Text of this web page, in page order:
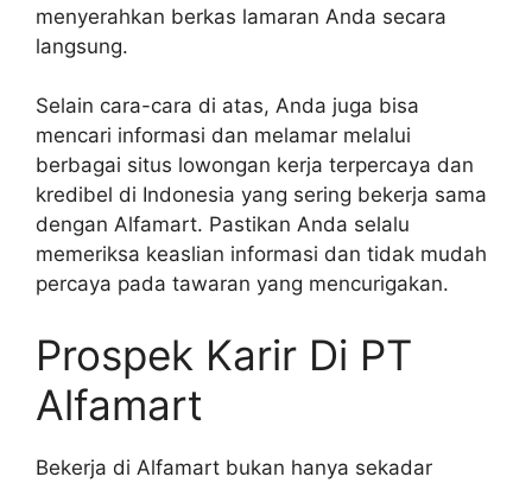
menyerahkan berkas lamaran Anda secara
langsung.
Selain cara-cara di atas, Anda juga bisa
mencari informasi dan melamar melalui
berbagai situs lowongan kerja terpercaya dan
kredibel di Indonesia yang sering bekerja sama
dengan Alfamart. Pastikan Anda selalu
memeriksa keaslian informasi dan tidak mudah
percaya pada tawaran yang mencurigakan.
Prospek Karir Di PT
Alfamart
Bekerja di Alfamart bukan hanya sekadar